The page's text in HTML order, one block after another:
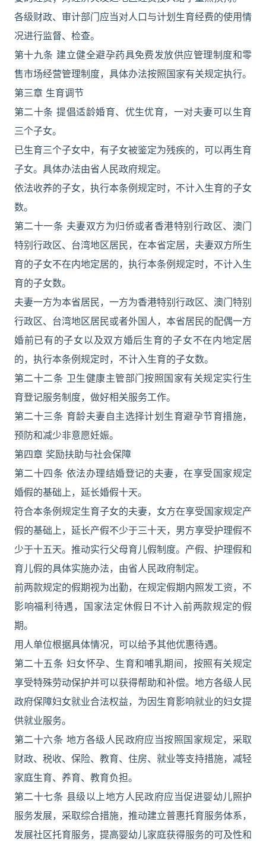
各级财政、审计部门应当对人口与计划生育经费的使用情
况进行监督、检查。
第十九条 建立健全避孕药具免费发放供应管理制度和零
售市场经营管理制度，具体办法按照国家有关规定执行。
第三章 生育调节
第二十条 提倡适龄婚育、优生优育，一对夫妻可以生育
三个子女。
已生育三个子女中，有子女被鉴定为残疾的，可以再生育
子女。具体办法由省人民政府规定。
依法收养的子女，执行本条例规定时，不计入生育的子女
数。
第二十一条 夫妻双方为归侨或者香港特别行政区、澳门
特别行政区、台湾地区居民，在本省定居，夫妻双方所生
育的子女不在内地定居的，执行本条例规定时，不计入生
育的子女数。
夫妻一方为本省居民，一方为香港特别行政区、澳门特别
行政区、台湾地区居民或者外国人，本省居民的配偶一方
婚前已有的子女以及双方婚后生育的子女不在内地定居
的，执行本条例规定时，不计入生育的子女数。
第二十二条 卫生健康主管部门按照国家有关规定实行生
育登记服务制度，做好相关服务工作。
第二十三条 育龄夫妻自主选择计划生育避孕节育措施，
预防和减少非意愿妊娠。
第四章 奖励扶助与社会保障
第二十四条 依法办理结婚登记的夫妻，在享受国家规定
婚假的基础上，延长婚假十天。
符合本条例规定生育子女的夫妻，女方在享受国家规定产
假的基础上，延长产假不少于三十天，男方享受护理假不
少于十五天。推动实行父母育儿假制度。产假、护理假和
育儿假的具体实施办法，由省人民政府制定。
前两款规定的假期视为出勤，在规定假期内照发工资，不
影响福利待遇，国家法定休假日不计入前两款规定的假
期。
用人单位根据具体情况，可以给予其他优惠待遇。
第二十五条 妇女怀孕、生育和哺乳期间，按照有关规定
享受特殊劳动保护并可以获得帮助和补偿。地方各级人民
政府保障妇女就业合法权益，为因生育影响就业的妇女提
供就业服务。
第二十六条 地方各级人民政府应当按照国家规定，采取
财政、税收、保险、教育、住房、就业等支持措施，减轻
家庭生育、养育、教育负担。
第二十七条 县级以上地方人民政府应当促进婴幼儿照护
服务发展，采取综合措施，推动建立普惠托育服务体系，
发展社区托育服务，提高婴幼儿家庭获得服务的可及性和